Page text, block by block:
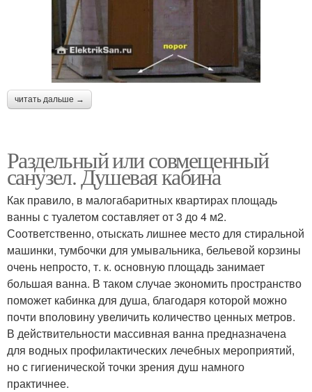
читать дальше →
Раздельный или совмещенный
санузел. Душевая кабина
Как правило, в малогабаритных квартирах площадь
ванны с туалетом составляет от 3 до 4 м2.
Соответственно, отыскать лишнее место для стиральной
машинки, тумбочки для умывальника, бельевой корзины
очень непросто, т. к. основную площадь занимает
большая ванна. В таком случае экономить пространство
поможет кабинка для душа, благодаря которой можно
почти вполовину увеличить количество ценных метров.
В действительности массивная ванна предназначена
для водных профилактических лечебных мероприятий,
но с гигиенической точки зрения душ намного
практичнее.